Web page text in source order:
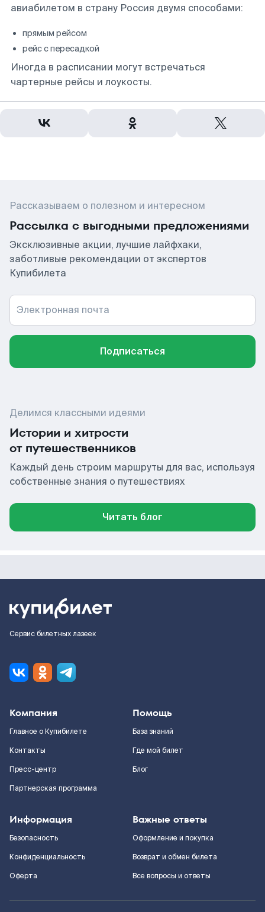
авиабилетом в страну Россия двумя способами:
прямым рейсом
рейс с пересадкой
Иногда в расписании могут встречаться
чартерные рейсы и лоукосты.
Рассказываем о полезном и интересном
Рассылка с выгодными предложениями
Эксклюзивные акции, лучшие лайфхаки,
заботливые рекомендации от экспертов
Купибилета
Электронная почта
Подписаться
Делимся классными идеями
Истории и хитрости
от путешественников
Каждый день строим маршруты для вас, используя
собственные знания о путешествиях
Читать блог
Сервис билетных лазеек
Компания
Главное о Купибилете
Контакты
Пресс-центр
Партнерская программа
Помощь
База знаний
Где мой билет
Блог
Информация
Безопасность
Конфиденциальность
Оферта
Важные ответы
Оформление и покупка
Возврат и обмен билета
Все вопросы и ответы